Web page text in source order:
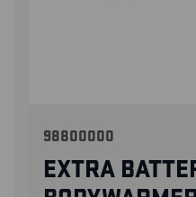
98800000
EXTRA